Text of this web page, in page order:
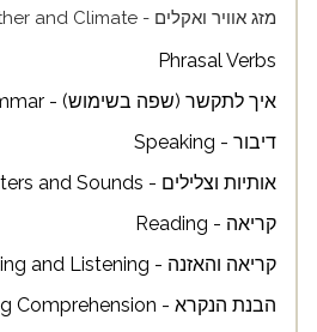
מזג אוויר ואקלים - Weather and Climate
Phrasal Verbs
איך לתקשר (שפה בשימוש) - Grammar
דיבור - Speaking
אותיות וצלילים - Letters and Sounds
קריאה - Reading
קריאה והאזנה - Reading and Listening
הבנת הנקרא - Reading Comprehension